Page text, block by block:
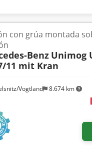
Vogtland 8.674 km
con grúa montada
Benz Unimog
11 mit Kran